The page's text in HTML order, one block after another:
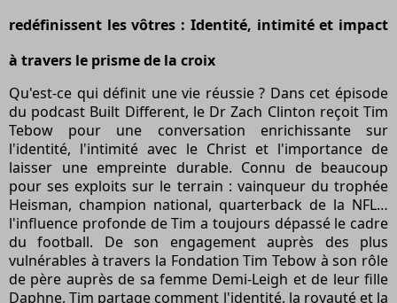
redéfinissent les vôtres : Identité, intimité et impact
à travers le prisme de la croix
Qu'est-ce qui définit une vie réussie ? Dans cet épisode
du podcast Built Different, le Dr Zach Clinton reçoit Tim
Tebow pour une conversation enrichissante sur
l'identité, l'intimité avec le Christ et l'importance de
laisser une empreinte durable. Connu de beaucoup
pour ses exploits sur le terrain : vainqueur du trophée
Heisman, champion national, quarterback de la NFL…
l'influence profonde de Tim a toujours dépassé le cadre
du football. De son engagement auprès des plus
vulnérables à travers la Fondation Tim Tebow à son rôle
de père auprès de sa femme Demi-Leigh et de leur fille
Daphne, Tim partage comment l'identité, la royauté et la